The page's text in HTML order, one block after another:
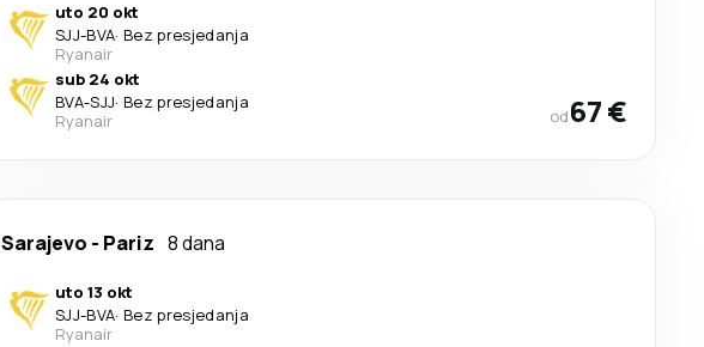
uto 20 okt
SJJ-BVA· Bez presjedanja
Ryanair
sub 24 okt
BVA-SJJ· Bez presjedanja
Ryanair
od67 €
Sarajevo - Pariz 8 dana
uto 13 okt
SJJ-BVA· Bez presjedanja
Ryanair